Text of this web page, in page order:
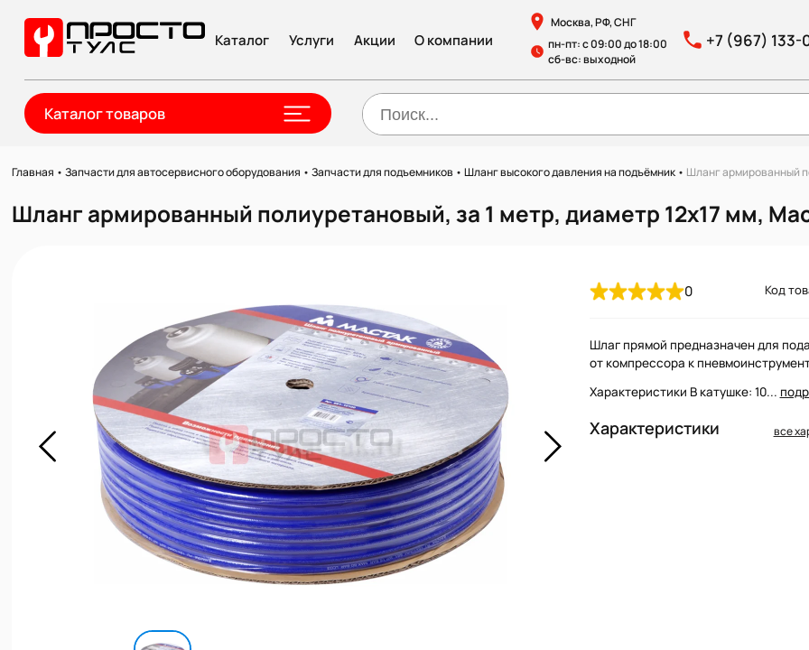
Каталог Услуги Акции О компании
Москва, РФ, СНГ
пн-пт: с 09:00 до 18:00
сб-вс: выходной
+7 (967) 133-
Каталог товаров
Главная •Запчасти для автосервисного оборудования •Запчасти для подъемников •Шланг высокого давления на подъёмник • Шланг армированный
Шланг армированный полиуретановый, за 1 метр, диаметр 12х17 мм,
0 Код
Шлаг прямой предназначен для
от компрессора к
Характеристики В катушке: 10...
Характеристики все